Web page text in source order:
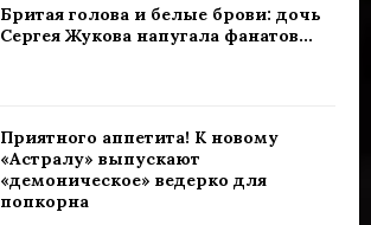
Бритая голова и белые брови: дочь
Сергея Жукова напугала фанатов...
Приятного аппетита! К новому
«Астралу» выпускают
«демоническое» ведерко для
попкорна